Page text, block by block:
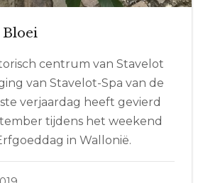
Bloei
centrum van Stavelot
van Stavelot-Spa van de
verjaardag heeft gevierd
tijdens het weekend
in Wallonië.